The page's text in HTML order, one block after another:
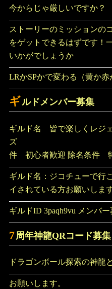
今からじゃ厳しいですか？
ストーリーのミッションの
をゲットできるはずです！
いかがでしょうか
LRかSPかで変わる（黄か赤
ギルドメンバー募集
ギルド名 皆で楽しくレジ
ズ ギルドID
件 初心者歓迎 除名条件
ギルド名：ジコチューで行
イされている方お願いします
ギルドID 3paqh9vu メンバー
7 周年神龍QRコード募集
ドラゴンボール探索の神龍
お願いします。